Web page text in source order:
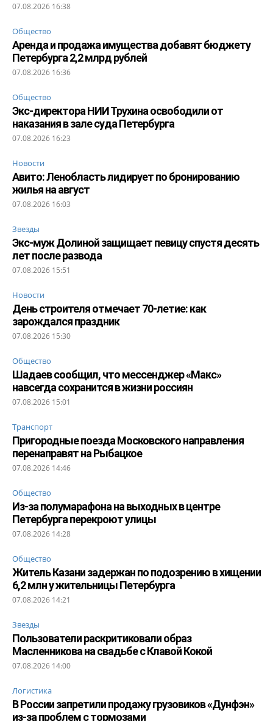
07.08.2026 16:38
Общество
Аренда и продажа имущества добавят бюджету
Петербурга 2,2 млрд рублей
07.08.2026 16:36
Общество
Экс-директора НИИ Трухина освободили от
наказания в зале суда Петербурга
07.08.2026 16:23
Новости
Авито: Ленобласть лидирует по бронированию
жилья на август
07.08.2026 16:03
Звезды
Экс-муж Долиной защищает певицу спустя десять
лет после развода
07.08.2026 15:51
Новости
День строителя отмечает 70-летие: как
зарождался праздник
07.08.2026 15:30
Общество
Шадаев сообщил, что мессенджер «Макс»
навсегда сохранится в жизни россиян
07.08.2026 15:01
Транспорт
Пригородные поезда Московского направления
перенаправят на Рыбацкое
07.08.2026 14:46
Общество
Из-за полумарафона на выходных в центре
Петербурга перекроют улицы
07.08.2026 14:28
Общество
Житель Казани задержан по подозрению в хищении
6,2 млн у жительницы Петербурга
07.08.2026 14:21
Звезды
Пользователи раскритиковали образ
Масленникова на свадьбе с Клавой Кокой
07.08.2026 14:00
Логистика
В России запретили продажу грузовиков «Дунфэн»
из-за проблем с тормозами